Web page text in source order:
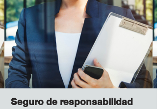
Seguro de responsabilidad